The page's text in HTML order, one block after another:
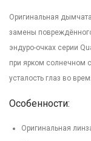
Оригинальная
замены
эндуро-очках серии
при ярком солнечном
усталость глаз во
Особенности:
Оригинальная